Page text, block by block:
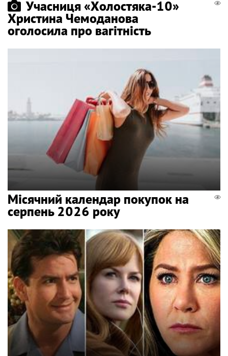
Учасниця «Холостяка-10»
Христина Чемоданова
оголосила про вагітність
Місячний календар покупок на
серпень 2026 року